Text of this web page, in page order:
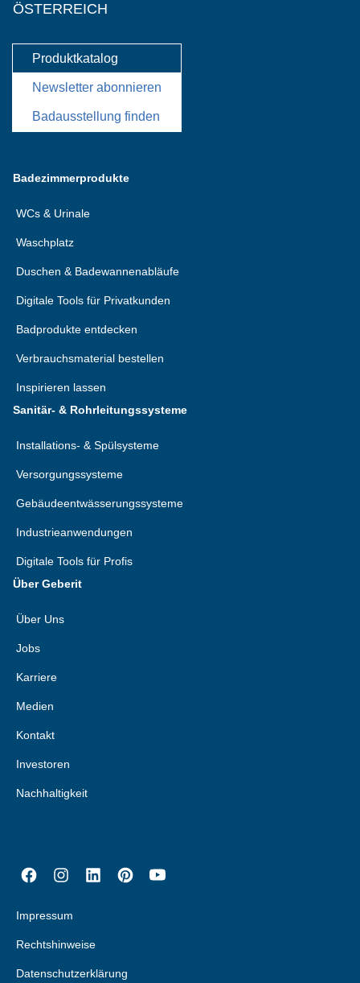
ÖSTERREICH
Produktkatalog
Newsletter abonnieren
Badausstellung finden
Badezimmerprodukte
WCs & Urinale
Waschplatz
Duschen & Badewannenabläufe
Digitale Tools für Privatkunden
Badprodukte entdecken
Verbrauchsmaterial bestellen
Inspirieren lassen
Sanitär- & Rohrleitungssysteme
Installations- & Spülsysteme
Versorgungssysteme
Gebäudeentwässerungssysteme
Industrieanwendungen
Digitale Tools für Profis
Über Geberit
Über Uns
Jobs
Karriere
Medien
Kontakt
Investoren
Nachhaltigkeit
Impressum
Rechtshinweise
Datenschutzerklärung